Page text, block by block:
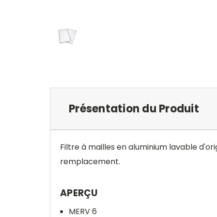
Présentation du Produit
Filtre à mailles en aluminium lavable
remplacement.
APERÇU
MERV 6